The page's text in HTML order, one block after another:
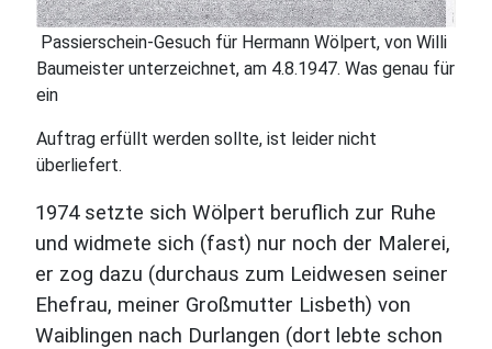
Passierschein-Gesuch für Hermann Wölpert, von Willi
Baumeister unterzeichnet, am 4.8.1947. Was genau für
ein
Auftrag erfüllt werden sollte, ist leider nicht
überliefert.
1974 setzte sich Wölpert beruflich zur Ruhe
und widmete sich (fast) nur noch der Malerei,
er zog dazu (durchaus zum Leidwesen seiner
Ehefrau, meiner Großmutter Lisbeth) von
Waiblingen nach Durlangen (dort lebte schon